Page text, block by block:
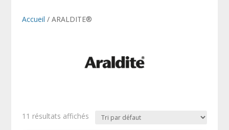
Accueil / ARALDITE®
11 résultats affichés